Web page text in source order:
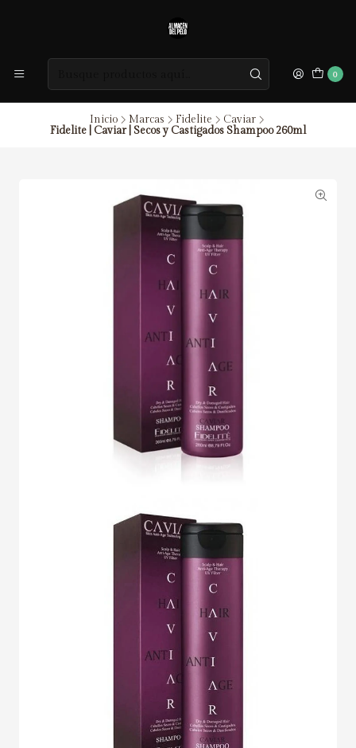
0
Inicio Marcas Fidelite
Caviar
Fidelite | Caviar | Secos y Castigados Shampoo 260ml